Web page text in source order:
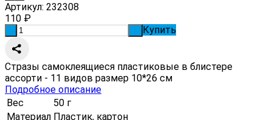
Артикул: 232308
110 ₽
Купить
Стразы самоклеящиеся пластиковые в блистере
ассорти - 11 видов размер 10*26 см
Подробное описание
Вес
50 г
Материал Пластик, картон